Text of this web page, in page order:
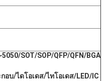
SOT/SOP/QFP/QFN/BGA
อบ/ไดโอเดส/ไทโอเดส/LED/IC